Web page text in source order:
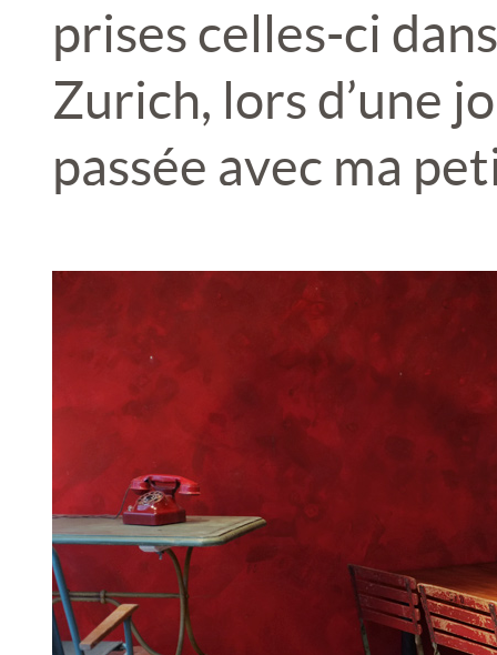
prises celles-ci
Zurich, lors d’une
passée avec ma